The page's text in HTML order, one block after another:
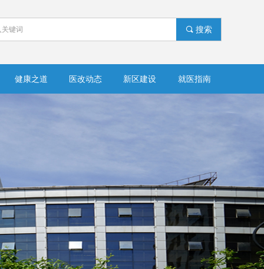
끠 搜索
健康之道 医改动态 新区建设 就医指南